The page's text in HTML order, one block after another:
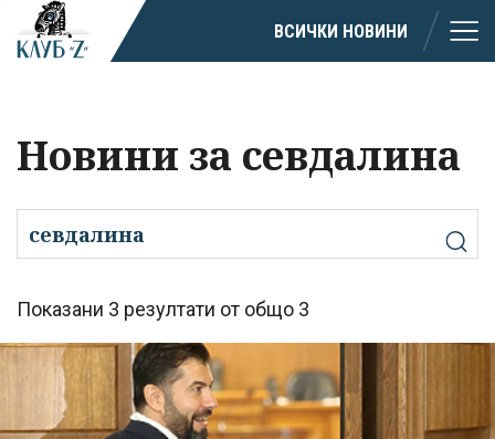
ВСИЧКИ НОВИНИ
Новини за севдалина
Показани 3 резултати от общо 3